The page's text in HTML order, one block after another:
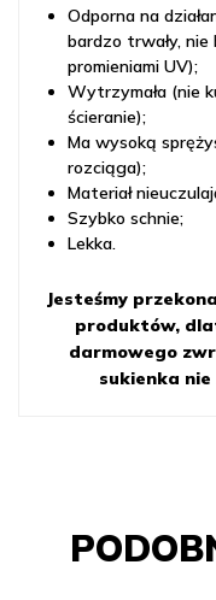
Odporna na
bardzo trwały, nie
promieniami UV);
Wytrzymała (nie
ścieranie);
Ma wysoką
rozciąga);
Materiał
Szybko schnie;
Lekka.
Jesteśmy
produktów,
darmowego
sukienka nie